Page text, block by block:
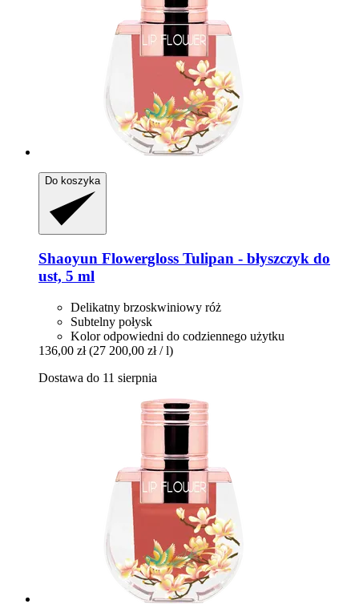
Do koszyka
Shaoyun Flowergloss Tulipan -​ błyszczyk do
ust, 5 ml
Delikatny brzoskwiniowy róż
Subtelny połysk
Kolor odpowiedni do codziennego użytku
136,00 zł (27 200,00 zł / l)
Dostawa do 11 sierpnia